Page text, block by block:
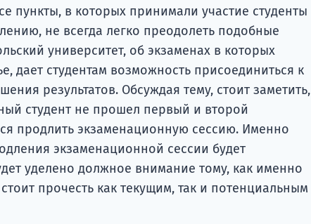
пункты, в которых принимали участие студенты
не всегда легко преодолеть подобные
университет, об экзаменах в которых
дает студентам возможность присоединиться к
результатов. Обсуждая тему, стоит заметить,
студент не прошел первый и второй
продлить экзаменационную сессию. Именно
экзаменационной сессии будет
уделено должное внимание тому, как именно
прочесть как текущим, так и потенциальным